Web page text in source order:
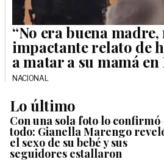
“No era buena
impactante relato de
a matar a su mamá
NACIONAL
Lo último
Con una sola foto lo confirmó
todo: Gianella Marengo
el sexo de su bebé y sus
seguidores estallaron